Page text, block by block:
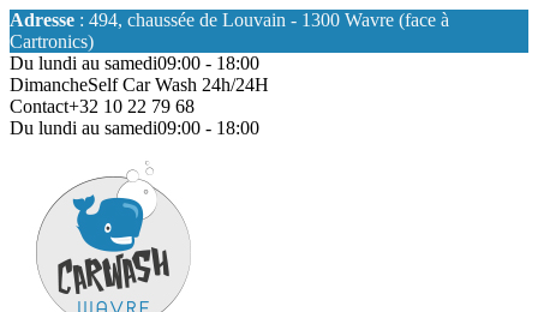
Adresse : 494, chaussée de Louvain - 1300 Wavre (face à
Cartronics)
Du lundi au samedi09:00 - 18:00
DimancheSelf Car Wash 24h/24H
Contact+32 10 22 79 68
Du lundi au samedi09:00 - 18:00